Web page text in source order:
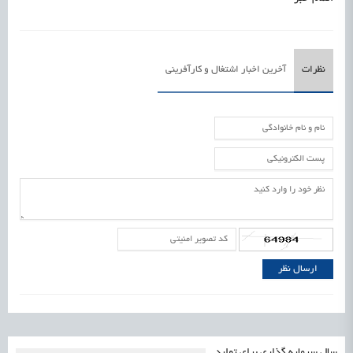
نظرات آخرین اخبار اشتغال و کارآفرینی